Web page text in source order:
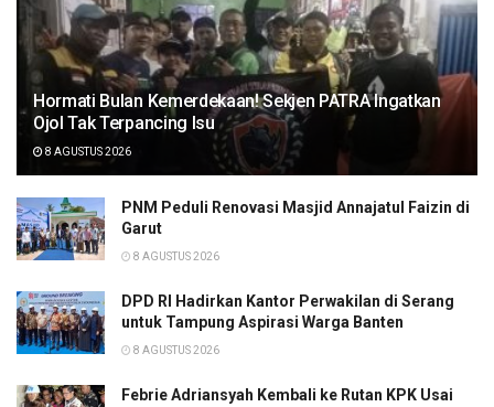
Hormati Bulan Kemerdekaan! Sekjen PATRA Ingatkan
Ojol Tak Terpancing Isu
8 AGUSTUS 2026
PNM Peduli Renovasi Masjid Annajatul Faizin di
Garut
8 AGUSTUS 2026
DPD RI Hadirkan Kantor Perwakilan di Serang
untuk Tampung Aspirasi Warga Banten
8 AGUSTUS 2026
Febrie Adriansyah Kembali ke Rutan KPK Usai